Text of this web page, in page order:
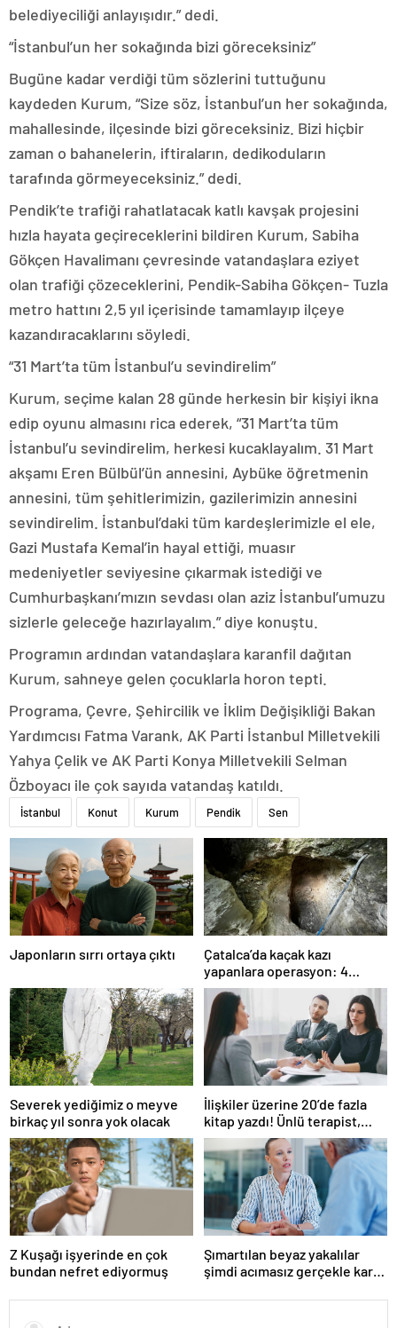
belediyeciliği anlayışıdır.” dedi.
“İstanbul’un her sokağında bizi göreceksiniz”
Bugüne kadar verdiği tüm sözlerini tuttuğunu
kaydeden Kurum, “Size söz, İstanbul’un her sokağında,
mahallesinde, ilçesinde bizi göreceksiniz. Bizi hiçbir
zaman o bahanelerin, iftiraların, dedikoduların
tarafında görmeyeceksiniz.” dedi.
Pendik’te trafiği rahatlatacak katlı kavşak projesini
hızla hayata geçireceklerini bildiren Kurum, Sabiha
Gökçen Havalimanı çevresinde vatandaşlara eziyet
olan trafiği çözeceklerini, Pendik-Sabiha Gökçen- Tuzla
metro hattını 2,5 yıl içerisinde tamamlayıp ilçeye
kazandıracaklarını söyledi.
“31 Mart’ta tüm İstanbul’u sevindirelim”
Kurum, seçime kalan 28 günde herkesin bir kişiyi ikna
edip oyunu almasını rica ederek, “31 Mart’ta tüm
İstanbul’u sevindirelim, herkesi kucaklayalım. 31 Mart
akşamı Eren Bülbül’ün annesini, Aybüke öğretmenin
annesini, tüm şehitlerimizin, gazilerimizin annesini
sevindirelim. İstanbul’daki tüm kardeşlerimizle el ele,
Gazi Mustafa Kemal’in hayal ettiği, muasır
medeniyetler seviyesine çıkarmak istediği ve
Cumhurbaşkanı’mızın sevdası olan aziz İstanbul’umuzu
sizlerle geleceğe hazırlayalım.” diye konuştu.
Programın ardından vatandaşlara karanfil dağıtan
Kurum, sahneye gelen çocuklarla horon tepti.
Programa, Çevre, Şehircilik ve İklim Değişikliği Bakan
Yardımcısı Fatma Varank, AK Parti İstanbul Milletvekili
Yahya Çelik ve AK Parti Konya Milletvekili Selman
Özboyacı ile çok sayıda vatandaş katıldı.
İstanbul Konut Kurum Pendik Sen
Japonların sırrı ortaya çıktı
Çatalca’da kaçak kazı
yapanlara operasyon: 4
gözaltı
Severek yediğimiz o meyve
birkaç yıl sonra yok olacak
İlişkiler üzerine 20’de fazla
kitap yazdı! Ünlü terapist,
boşanmaların gerçek
suçlularını açıklıyor
Z Kuşağı işyerinde en çok
bundan nefret ediyormuş
Şımartılan beyaz yakalılar
şimdi acımasız gerçekle karşı